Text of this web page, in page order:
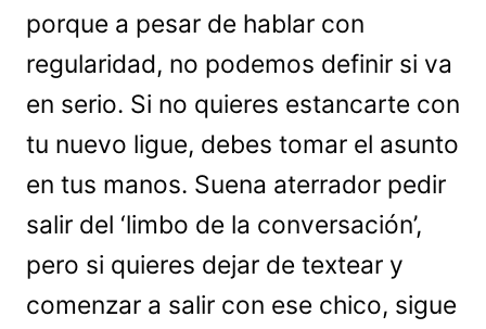
porque a pesar de hablar con
regularidad, no podemos definir si va
en serio. Si no quieres estancarte con
tu nuevo ligue, debes tomar el asunto
en tus manos. Suena aterrador pedir
salir del ‘limbo de la conversación’,
pero si quieres dejar de textear y
comenzar a salir con ese chico, sigue